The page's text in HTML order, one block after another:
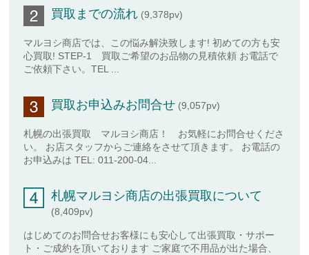
買取までの流れ (9,378pv)
マルヨシ商店では、この悩み解決致します! 初めての方も安
心買取! STEP-1 買取ご希望のお品物の見積依頼 お電話で
ご依頼下さい。TEL ...
買取お申込みお問合せ (9,057pv)
札幌の出張買取 マルヨシ商店！ お気軽にお問合せくださ
い。 お店スタッフからご連絡をさせて頂きます。 お電話の
お申込みは TEL: 011-200-04...
札幌マルヨシ商店の出張買取について
(8,409pv)
はじめてのお問合せお客様にも安心して出張買取・サポー
ト・ご成約を頂いております ご家庭で不用品が出た場合、